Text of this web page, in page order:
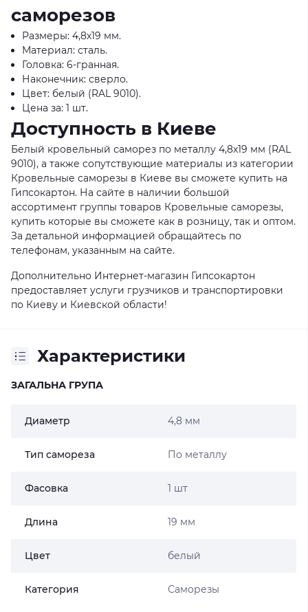
саморезов
Размеры: 4,8х19 мм.
Материал: сталь.
Головка: 6-гранная.
Наконечник: сверло.
Цвет: белый (RAL 9010).
Цена за: 1 шт.
Доступность в Киеве
Белый кровельный саморез по металлу 4,8x19 мм (RAL
9010), а также сопутствующие материалы из категории
Кровельные саморезы в Киеве вы сможете купить на
Гипсокартон. На сайте в наличии большой
ассортимент группы товаров Кровельные саморезы,
купить которые вы сможете как в розницу, так и оптом.
За детальной информацией обращайтесь по
телефонам, указанным на сайте.
Дополнительно Интернет-магазин Гипсокартон
предоставляет услуги грузчиков и транспортировки
по Киеву и Киевской области!
Характеристики
ЗАГАЛЬНА ГРУПА
Диаметр 4,8 мм
Тип самореза По металлу
Фасовка 1 шт
Длина 19 мм
Цвет белый
Категория Саморезы